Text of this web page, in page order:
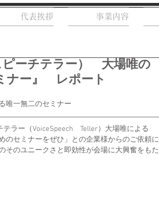
代表挨拶 事業内容
ピーチテラー） 大場唯の
ナー』 レポート
唯一無二のセミナー
ラー（VoiceSpeech　Teller）大場唯による
のセミナーをぜひ」との企業様からのご依頼に
そのユニークさと即効性が会場に大興奮をもた